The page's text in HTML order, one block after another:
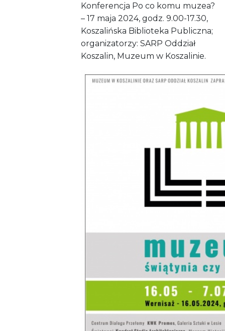
Konferencja Po co komu muzea?
– 17 maja 2024, godz. 9.00-17.30,
Koszalińska Biblioteka Publiczna;
organizatorzy: SARP Oddział
Koszalin, Muzeum w Koszalinie.